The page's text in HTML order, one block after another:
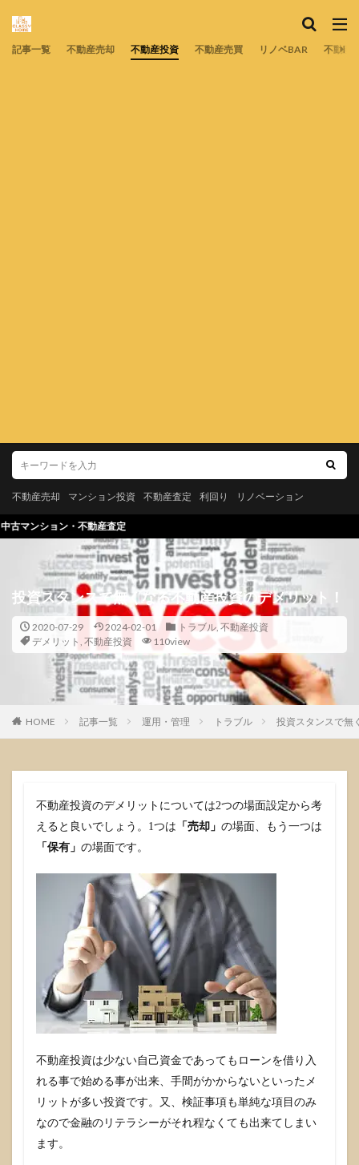
記事一覧 不動産売却 不動産投資 不動産売買 リノベBAR 不動産
不動産売却 マンション投資 不動産査定 利回り リノベーション
定
投資スタンスで無くなる不動産投資のデメリット！
2020-07-29 2024-02-01 トラブル, 不動産投資
デメリット , 不動産投資 110view
HOME 記事一覧 運用・管理 トラブル 投資スタンスで無
不動産投資のデメリットについては2つの場面設定から考
えると良いでしょう。1つは 「売却」 の場面、もう一つは
「保有」 の場面です。
不動産投資は少ない自己資金であってもローンを借り入
れる事で始める事が出来、手間がかからないといったメ
リットが多い投資です。又、検証事項も単純な項目のみ
なので金融のリテラシーがそれ程なくても出来てしまい
ます。